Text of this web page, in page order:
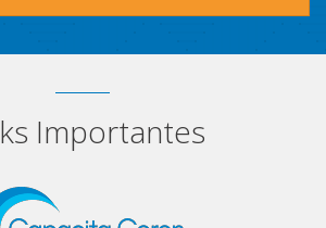
Importantes